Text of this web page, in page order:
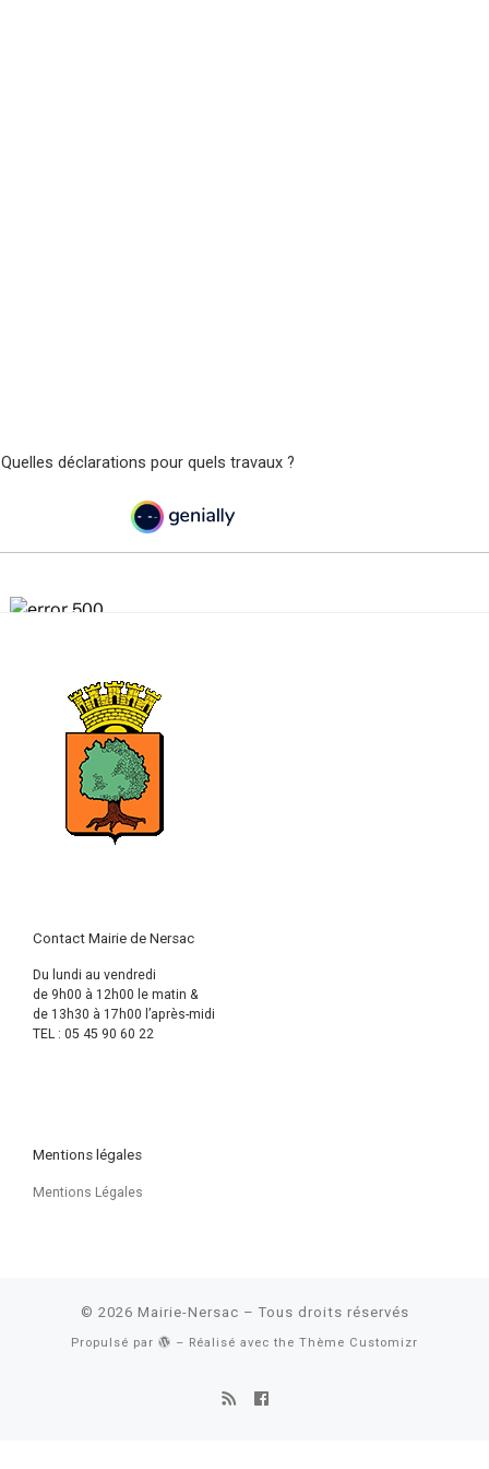
déclarations pour quels travaux ?
Contact Mairie de Nersac
Du lundi au vendredi
de 9h00 à 12h00 le matin &
de 13h30 à 17h00 l’après-midi
TEL : 05 45 90 60 22
Mentions légales
Mentions Légales
© 2026 Mairie-Nersac – Tous droits réservés
Propulsé par – Réalisé avec the Thème Customizr